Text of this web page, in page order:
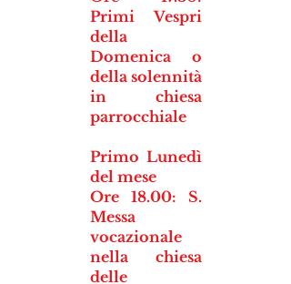
Primi Vespri
della
Domenica o
della solennità
in chiesa
parrocchiale
Primo Lunedì
del mese
Ore 18.00: S.
Messa
vocazionale
nella chiesa
delle